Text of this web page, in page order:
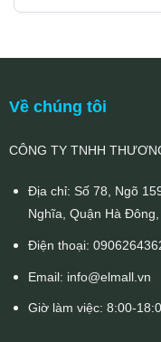
Về chúng tôi
CÔNG TY TNHH
Địa chỉ: Số 78, Ngõ
Nghĩa, Quận Hà
Điện thoại:
Email: info@elmall.vn
Giờ làm việc: 8:00-